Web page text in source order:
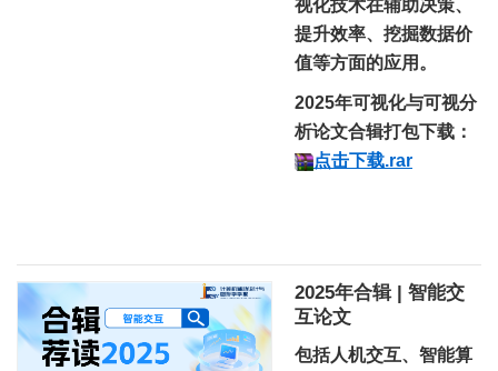
视化技术在辅助决策、
提升效率、挖掘数据价
值等方面的应用。
2025年可视化与可视分
析论文合辑打包下载 ：
点击下载.rar
2025年合辑 | 智能交
互论文
包括人机交互、智能算